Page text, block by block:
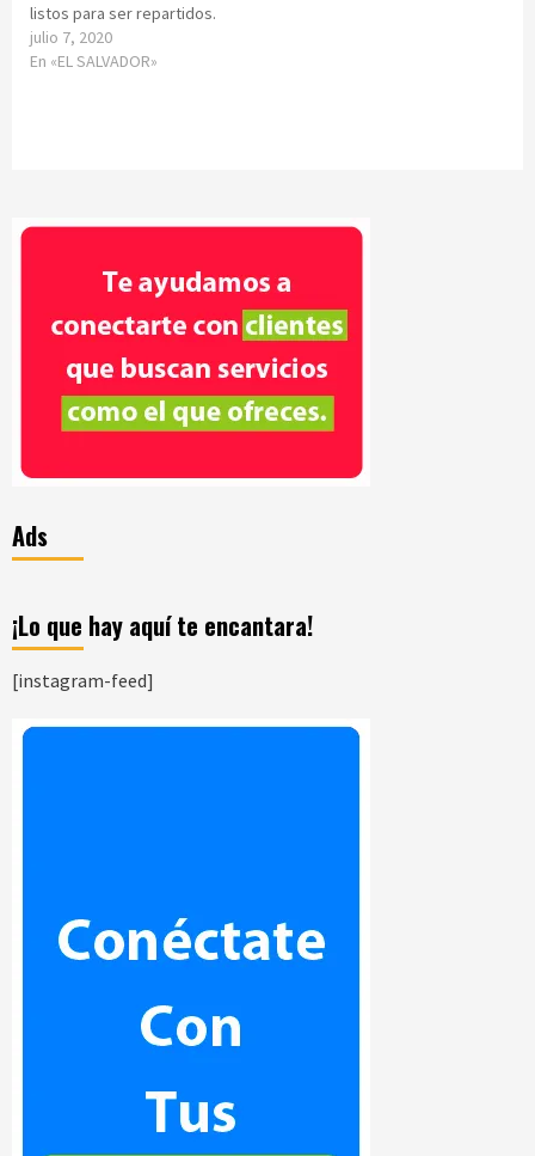
listos para ser repartidos.
julio 7, 2020
En «EL SALVADOR»
Ads
¡Lo que hay aquí te encantara!
[instagram-feed]